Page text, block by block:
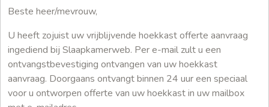
Beste heer/mevrouw,
U heeft zojuist uw vrijblijvende hoekkast offerte aanvraag
ingediend bij Slaapkamerweb. Per e-mail zult u een
ontvangstbevestiging ontvangen van uw hoekkast
aanvraag. Doorgaans ontvangt binnen 24 uur een speciaal
voor u ontworpen offerte van uw hoekkast in uw mailbox